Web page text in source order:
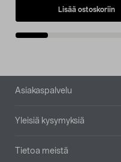
Lisää ostoskoriin
Alatunniste
Asiakaspalvelu
Yleisiä kysymyksiä
Tietoa meistä